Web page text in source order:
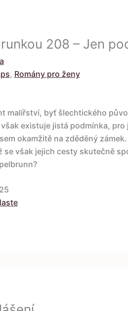
208 – Jen
, Romány pro ženy
malířství, byť šlechtického
existuje jistá podmínka,
okamžitě na zděděný
se však jejich cesty skutečně